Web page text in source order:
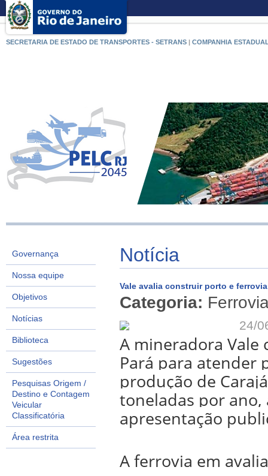
SECRETARIA DE ESTADO DE TRANSPORTES - SETRANS | COMPANHIA
Governança
Nossa equipe
Objetivos
Notícias
Biblioteca
Sugestões
Pesquisas Origem /
Destino e Contagem
Veicular
Classificatória
Área restrita
Notícia
Vale avalia construir porto e
Categoria:
24/
A mineradora
Pará para atender
produção de
toneladas por
apresentação
A ferrovia em